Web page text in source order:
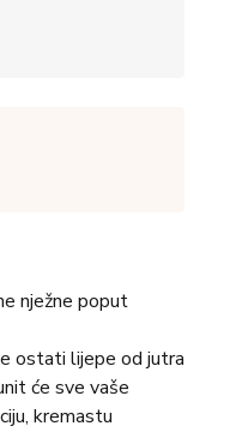
nježne poput
ostati lijepe od jutra
će sve vaše
kremastu